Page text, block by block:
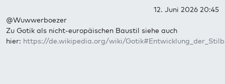
12. Juni 2026 20:45
@Wuwwerboezer
Zu Gotik als nicht-europäischen Baustil siehe auch
hier: https://de.wikipedia.org/wiki/